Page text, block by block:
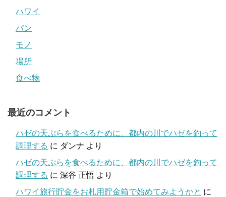
ハワイ
パン
モノ
場所
食べ物
最近のコメント
ハゼの天ぷらを食べるために、都内の川でハゼを釣って
調理する に ダンナ より
ハゼの天ぷらを食べるために、都内の川でハゼを釣って
調理する に 深谷 正悟 より
ハワイ旅行貯金をお札用貯金箱で始めてみようかと に